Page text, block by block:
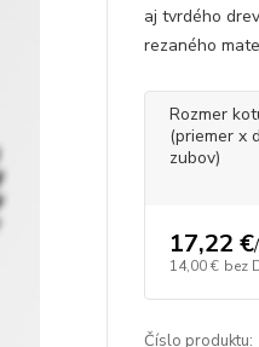
aj tvrdého
rezaného
Rozmer
(priemer x
zubov)
17,22 €/
14,00 € bez
Číslo produktu: